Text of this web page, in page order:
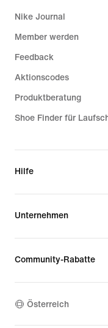
Nike Journal
Member werden
Feedback
Aktionscodes
Produktberatung
Shoe Finder für
Hilfe
Unternehmen
Community-Rabatte
Österreich